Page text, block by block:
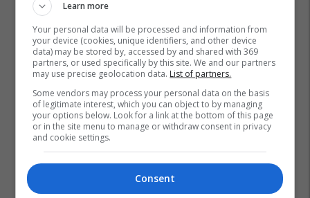
EXPO DIASPORA 2026 mbahet
më 3, 4 dhe 5 gusht në Prishtinë
Expo Prishtina
Learn more
Your personal data will be processed and information from
your device (cookies, unique identifiers, and other device
data) may be stored by, accessed by and shared with 369
partners, or used specifically by this site. We and our partners
may use precise geolocation data. List of partners.
Some vendors may process your personal data on the basis
of legitimate interest, which you can object to by managing
your options below. Look for a link at the bottom of this page
or in the site menu to manage or withdraw consent in privacy
and cookie settings.
Consent